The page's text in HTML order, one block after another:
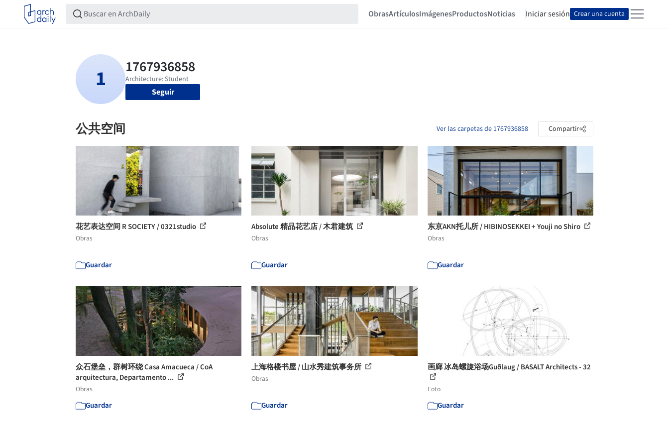
ObrasArtículosImágenesProductosNoticias Iniciar sesión Crear una cuenta
Seguir
公共空间 Ver las carpetas de 1767936858 Compartir
花艺表达空间 R SOCIETY / 0321studio
Obras
Guardar
Absolute 精品花艺店 / 木君建筑
Obras
Guardar
东京AKN托儿所 / HIBINOSEKKEI + Youji no Shiro
Obras
Guardar
众石堡垒，群树环绕 Casa Amacueca / CoA
arquitectura, Departamento ...
Obras
Guardar
上海格楼书屋 / 山水秀建筑事务所
Obras
Guardar
画廊 冰岛螺旋浴场Guðlaug / BASALT Architects - 32
Foto
Guardar